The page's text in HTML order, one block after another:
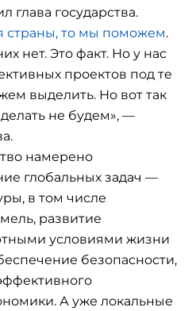
глава государства.
страны, то мы поможем.
нет. Это факт. Но у нас
проектов под те
выделить. Но вот так
не будем», —
намерено
глобальных задач —
в том числе
развитие
условиями жизни
безопасности,
А уже локальные